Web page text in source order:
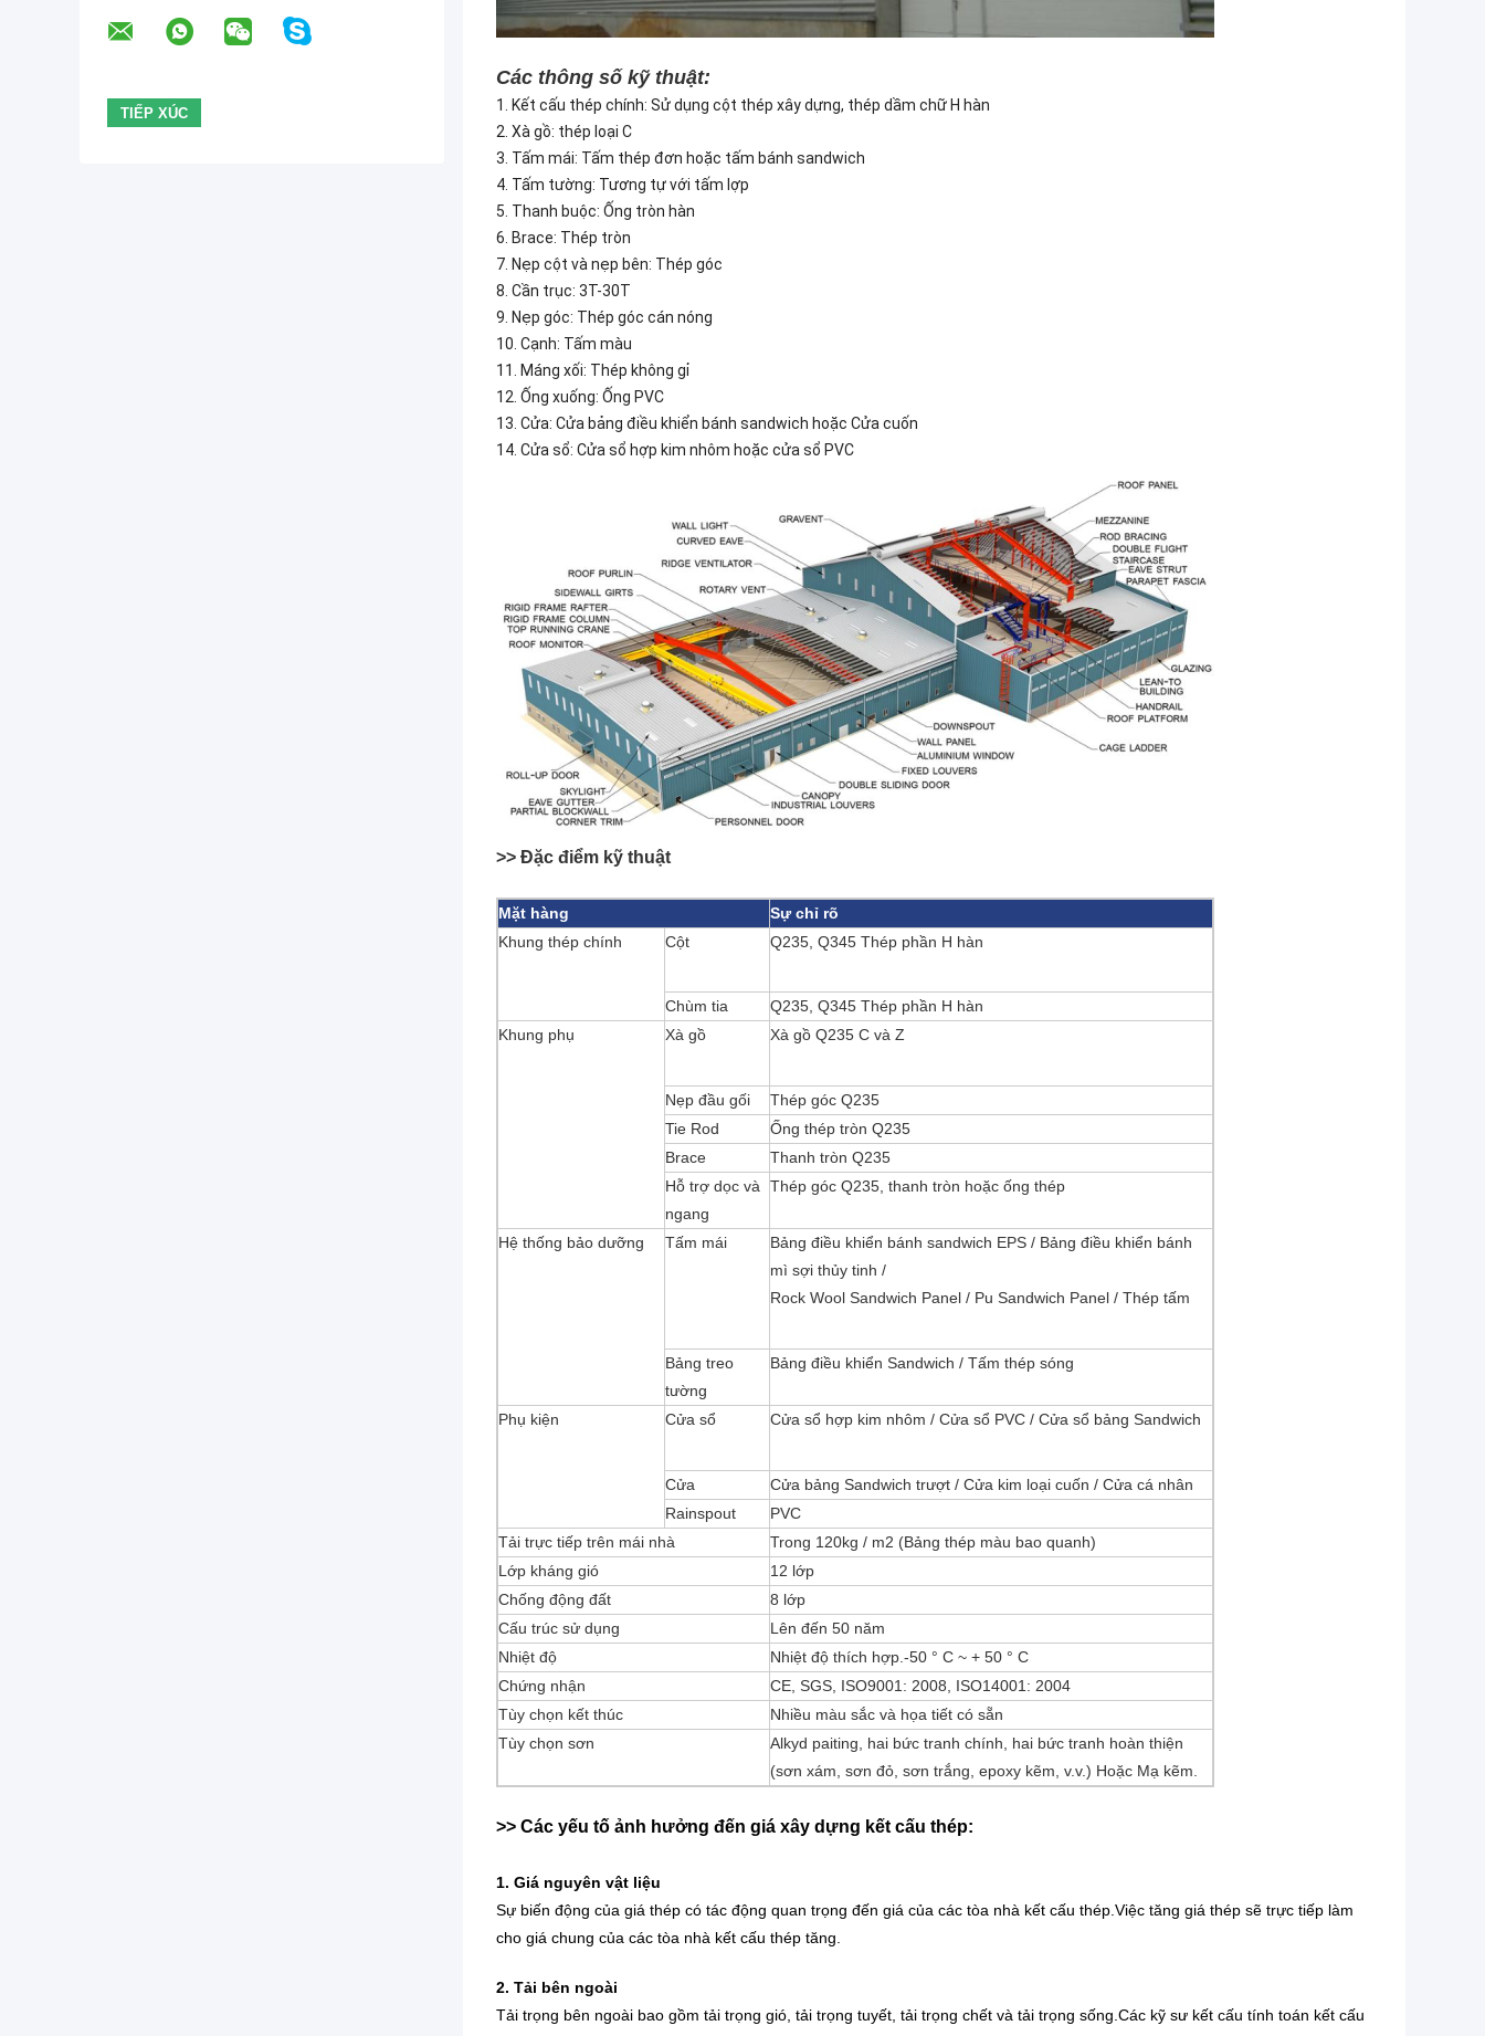
Các thông số kỹ thuật:
1. Kết cấu thép chính: Sử dụng cột thép xây dựng, thép dầm chữ H hàn
2. Xà gồ: thép loại C
3. Tấm mái: Tấm thép đơn hoặc tấm bánh sandwich
4. Tấm tường: Tương tự với tấm lợp
5. Thanh buộc: Ống tròn hàn
6. Brace: Thép tròn
7. Nẹp cột và nẹp bên: Thép góc
8. Cần trục: 3T-30T
9. Nẹp góc: Thép góc cán nóng
10. Cạnh: Tấm màu
11. Máng xối: Thép không gỉ
12. Ống xuống: Ống PVC
13. Cửa: Cửa bảng điều khiển bánh sandwich hoặc Cửa cuốn
14. Cửa sổ: Cửa sổ hợp kim nhôm hoặc cửa sổ PVC
>> Đặc điểm kỹ thuật
Mặt hàng
Sự chỉ rõ
Khung thép chính
Cột Q235, Q345 Thép phần H hàn
Chùm tia
Q235, Q345 Thép phần H hàn
Khung phụ
Xà gồ Xà gồ Q235 C và Z
Nẹp đầu gối
Thép góc Q235
Tie Rod
Ống thép tròn Q235
Brace
Thanh tròn Q235
Hỗ trợ dọc và
ngang
Thép góc Q235, thanh tròn hoặc ống thép
Hệ thống bảo dưỡng Tấm mái
Bảng điều khiển bánh sandwich EPS / Bảng điều khiển bánh
mì sợi thủy tinh /
Rock Wool Sandwich Panel / Pu Sandwich Panel / Thép tấm
Bảng treo
tường
Bảng điều khiển Sandwich / Tấm thép sóng
Phụ kiện Cửa sổ Cửa sổ hợp kim nhôm / Cửa sổ PVC / Cửa sổ bảng Sandwich
Cửa
Cửa bảng Sandwich trượt / Cửa kim loại cuốn / Cửa cá nhân
Rainspout
PVC
Tải trực tiếp trên mái nhà
Trong 120kg / m2 (Bảng thép màu bao quanh)
Lớp kháng gió
12 lớp
Chống động đất
8 lớp
Cấu trúc sử dụng
Lên đến 50 năm
Nhiệt độ
Nhiệt độ thích hợp.-50 ° C ~ + 50 ° C
Chứng nhận
CE, SGS, ISO9001: 2008, ISO14001: 2004
Tùy chọn kết thúc
Nhiều màu sắc và họa tiết có sẵn
Tùy chọn sơn
Alkyd paiting, hai bức tranh chính, hai bức tranh hoàn thiện
(sơn xám, sơn đỏ, sơn trắng, epoxy kẽm, v.v.) Hoặc Mạ kẽm.
>> Các yếu tố ảnh hưởng đến giá xây dựng kết cấu thép:
1. Giá nguyên vật liệu
Sự biến động của giá thép có tác động quan trọng đến giá của các tòa nhà kết cấu thép.Việc tăng giá thép sẽ trực tiếp làm
cho giá chung của các tòa nhà kết cấu thép tăng.
2. Tải bên ngoài
Tải trọng bên ngoài bao gồm tải trọng gió, tải trọng tuyết, tải trọng chết và tải trọng sống.Các kỹ sư kết cấu tính toán kết cấu